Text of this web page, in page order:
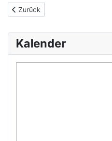
Vorheriger Beitrag: Sauschiessen
Zurück
Kalender